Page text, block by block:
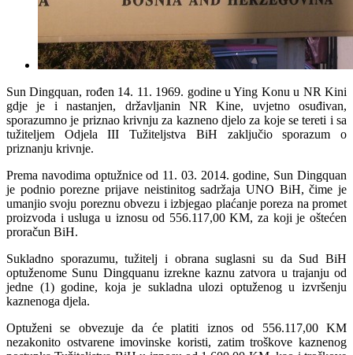
Sun Dingquan, rođen 14. 11. 1969. godine u Ying Konu u NR Kini
gdje je i nastanjen, državljanin NR Kine, uvjetno osuđivan,
sporazumno je priznao krivnju za kazneno djelo za koje se tereti i sa
tužiteljem Odjela III Tužiteljstva BiH zaključio sporazum o
priznanju krivnje.
Prema navodima optužnice od 11. 03. 2014. godine, Sun Dingquan
je podnio porezne prijave neistinitog sadržaja UNO BiH, čime je
umanjio svoju poreznu obvezu i izbjegao plaćanje poreza na promet
proizvoda i usluga u iznosu od 556.117,00 KM, za koji je oštećen
proračun BiH.
Sukladno sporazumu, tužitelj i obrana suglasni su da Sud BiH
optuženome Sunu Dingquanu izrekne kaznu zatvora u trajanju od
jedne (1) godine, koja je sukladna ulozi optuženog u izvršenju
kaznenoga djela.
Optuženi se obvezuje da će platiti iznos od 556.117,00 KM
nezakonito ostvarene imovinske koristi, zatim troškove kaznenog